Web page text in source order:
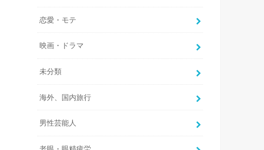
恋愛・モテ
映画・ドラマ
未分類
海外、国内旅行
男性芸能人